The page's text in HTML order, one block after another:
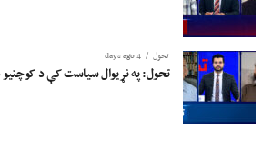
تحول 4 days ago
تحول: په نړیوال سیاست کې د کوچنیو